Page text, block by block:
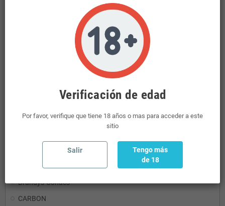
REFRESCOS
REFRESCOS.ENERGETICO
PASTAS Y DERIVADOS
Brandys-Coñacs
CARBON
Verificación de edad
Por favor, verifique que tiene 18 años o mas para acceder a este
sitio
Salir
Tengo más
de 18